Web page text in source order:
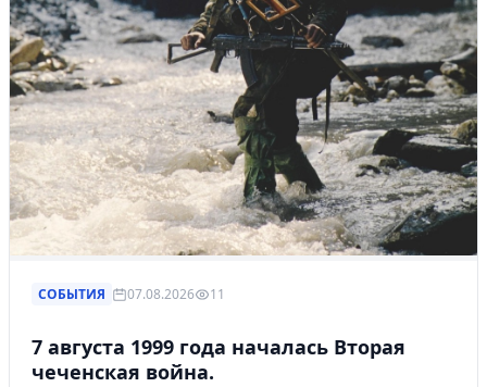
СОБЫТИЯ 07.08.2026 11
7 августа 1999 года началась Вторая
чеченская война.